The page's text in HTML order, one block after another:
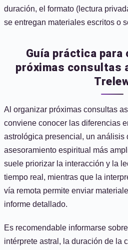
duración, el formato (lectura
se entregan materiales escritos o
Guía práctica
próximas consultas
Al organizar próximas consultas
conviene conocer las diferencias
astrológica presencial, un análisis
asesoramiento espiritual más
suele priorizar la interacción y la
tiempo real, mientras que la
vía remota permite enviar
informe detallado.
Es recomendable informarse
intérprete astral, la duración de la